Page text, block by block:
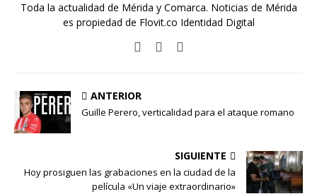
Toda la actualidad de Mérida y Comarca. Noticias de Mérida
es propiedad de Flovit.co Identidad Digital
ANTERIOR
Guille Perero, verticalidad para el ataque romano
SIGUIENTE
Hoy prosiguen las grabaciones en la ciudad de la
película «Un viaje extraordinario»